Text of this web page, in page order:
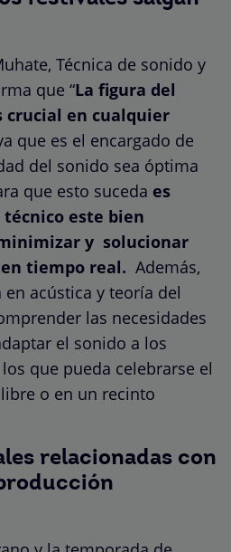
Técnica de sonido y
que “La figura del
crucial en cualquier
que es el encargado de
del sonido sea óptima
que esto suceda es
este bien
y solucionar
tiempo real. Además,
acústica y teoría del
las necesidades
el sonido a los
que pueda celebrarse el
o en un recinto
relacionadas con